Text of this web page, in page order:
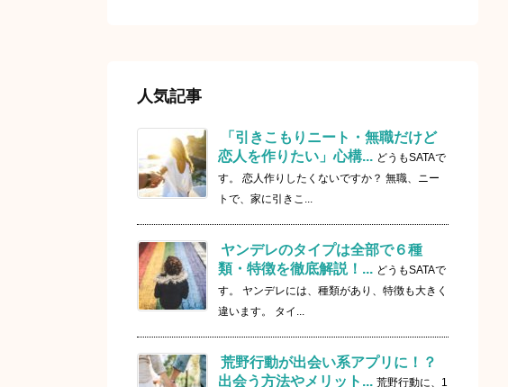
人気記事
「引きこもりニート・無職だけど
恋人を作りたい」心構... どうもSATAで
す。 恋人作りしたくないですか？ 無職、ニー
トで、家に引きこ...
ヤンデレのタイプは全部で６種
類・特徴を徹底解説！... どうもSATAで
す。 ヤンデレには、種類があり、特徴も大きく
違います。 タイ...
荒野行動が出会い系アプリに！？
出会う方法やメリット... 荒野行動に、1